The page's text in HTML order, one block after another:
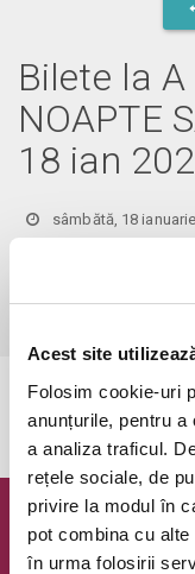
Acest site
Folosim cookie-uri
anunțurile, pentru
a analiza traficul.
rețele sociale, de
privire la modul în
pot combina cu
în urma folosirii
Bilete la A
NOAPTE
18 ian
sâmbătă, 18